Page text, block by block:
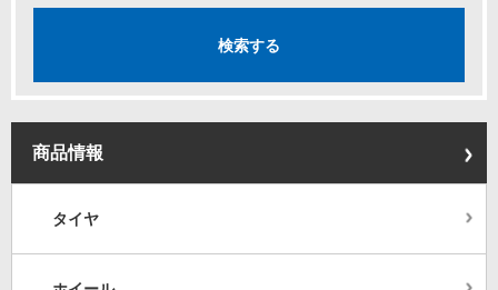
商品情報
タイヤ